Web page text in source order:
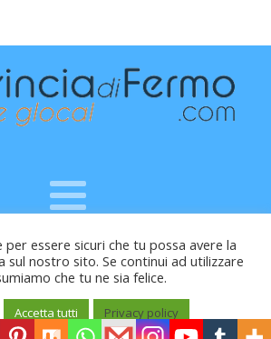
Leopardi 10 - 61121 Pesaro (PU) -
- Testata giornalistica, aut.
n.04/2010 del 05/08/2010
per essere sicuri che tu possa avere la
sul nostro sito. Se continui ad utilizzare
che tu ne sia felice.
Accetta tutti Privacy policy